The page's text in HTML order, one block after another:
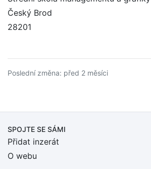
Český Brod
28201
Poslední změna: před 2 měsíci
SPOJTE SE SÁMI
Přidat inzerát
O webu